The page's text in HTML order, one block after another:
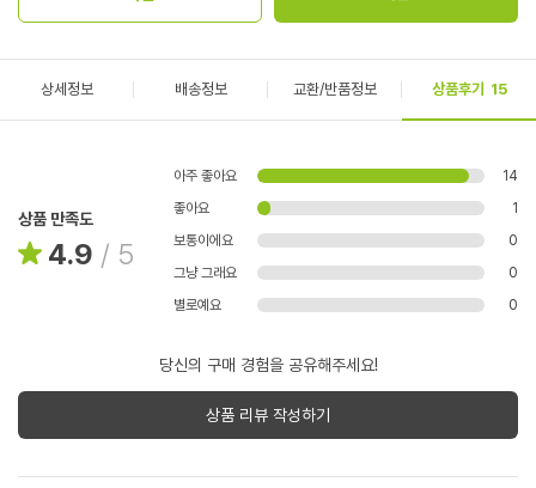
상세정보 배송정보 교환/반품정보 상품후기 15
상품 만족도
4.9 / 5
아주 좋아요
14
좋아요
1
보통이에요
0
그냥 그래요
0
별로예요
0
당신의 구매 경험을 공유해주세요!
상품 리뷰 작성하기